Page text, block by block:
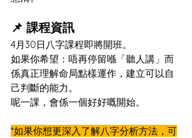
📌 課程資訊
4月30日八字課程即將開班。
如果你希望：唔再停留喺「聽人講」而
係真正理解命局點樣運作，建立可以自
己判斷的能力。
呢一課，會係一個好好嘅開始。
*如果你想更深入了解八字分析方法，可